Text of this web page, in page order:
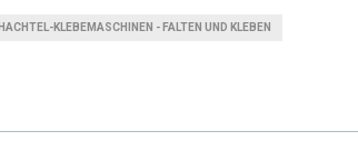
KLEBEMASCHINEN - FALTEN UND KLEBEN